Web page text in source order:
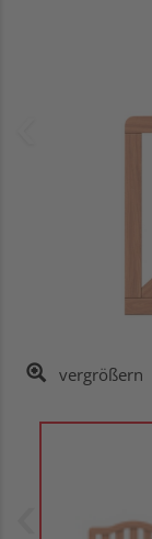
vergrößern